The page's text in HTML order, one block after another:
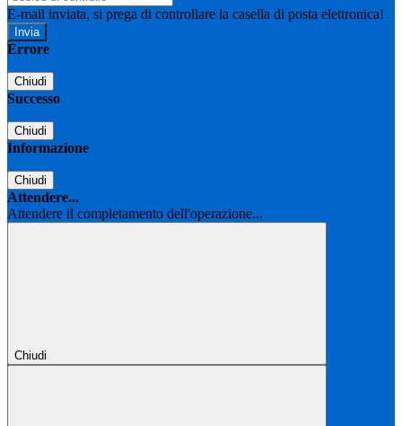
E-mail inviata, si prega di controllare la casella di posta elettronica!
Errore
Chiudi
Successo
Chiudi
Informazione
Chiudi
Attendere...
Attendere il completamento dell'operazione...
Chiudi